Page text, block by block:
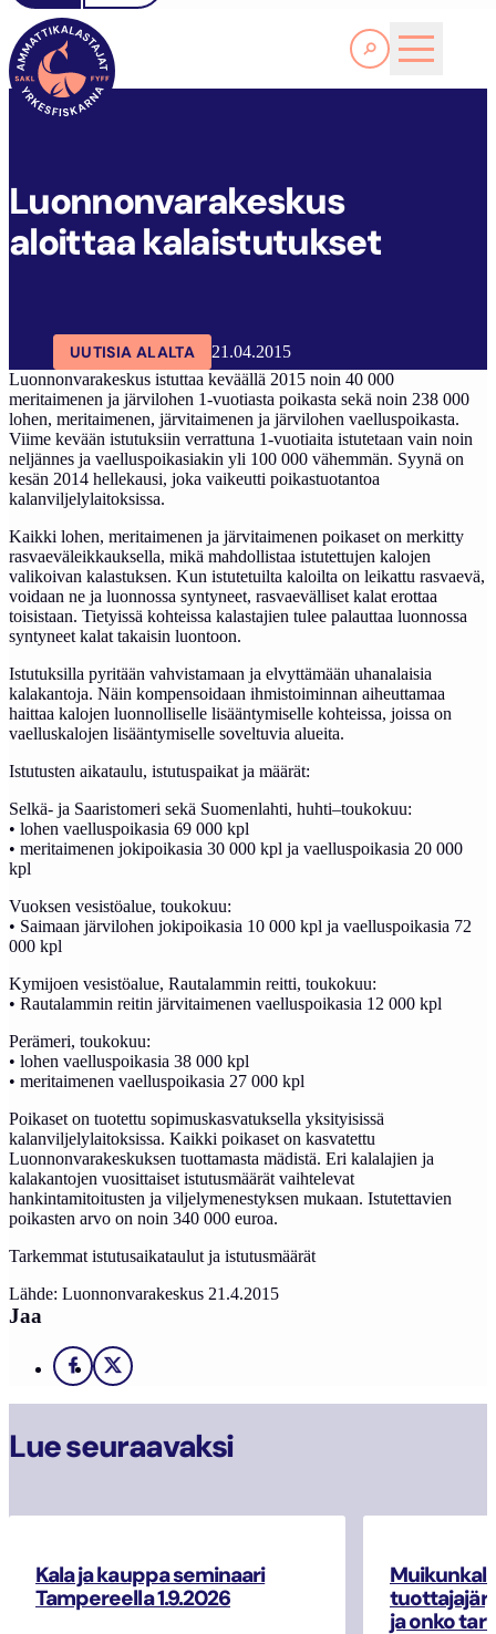
Lue lisää
SAKL
Luonnonvarakeskus
aloittaa kalaistutukset
UUTISIA ALALTA
21.04.2015
Luonnonvarakeskus istuttaa keväällä 2015 noin 40 000
meritaimenen ja järvilohen 1-vuotiasta poikasta sekä noin 238 000
lohen, meritaimenen, järvitaimenen ja järvilohen vaelluspoikasta.
Viime kevään istutuksiin verrattuna 1-vuotiaita istutetaan vain noin
neljännes ja vaelluspoikasiakin yli 100 000 vähemmän. Syynä on
kesän 2014 hellekausi, joka vaikeutti poikastuotantoa
kalanviljelylaitoksissa.
Kaikki lohen, meritaimenen ja järvitaimenen poikaset on merkitty
rasvaeväleikkauksella, mikä mahdollistaa istutettujen kalojen
valikoivan kalastuksen. Kun istutetuilta kaloilta on leikattu rasvaevä,
voidaan ne ja luonnossa syntyneet, rasvaevälliset kalat erottaa
toisistaan. Tietyissä kohteissa kalastajien tulee palauttaa luonnossa
syntyneet kalat takaisin luontoon.
Istutuksilla pyritään vahvistamaan ja elvyttämään uhanalaisia
kalakantoja. Näin kompensoidaan ihmistoiminnan aiheuttamaa
haittaa kalojen luonnolliselle lisääntymiselle kohteissa, joissa on
vaelluskalojen lisääntymiselle soveltuvia alueita.
Istutusten aikataulu, istutuspaikat ja määrät:
Selkä- ja Saaristomeri sekä Suomenlahti, huhti–toukokuu:
• lohen vaelluspoikasia 69 000 kpl
• meritaimenen jokipoikasia 30 000 kpl ja vaelluspoikasia 20 000
kpl
Vuoksen vesistöalue, toukokuu:
• Saimaan järvilohen jokipoikasia 10 000 kpl ja vaelluspoikasia 72
000 kpl
Kymijoen vesistöalue, Rautalammin reitti, toukokuu:
• Rautalammin reitin järvitaimenen vaelluspoikasia 12 000 kpl
Perämeri, toukokuu:
• lohen vaelluspoikasia 38 000 kpl
• meritaimenen vaelluspoikasia 27 000 kpl
Poikaset on tuotettu sopimuskasvatuksella yksityisissä
kalanviljelylaitoksissa. Kaikki poikaset on kasvatettu
Luonnonvarakeskuksen tuottamasta mädistä. Eri kalalajien ja
kalakantojen vuosittaiset istutusmäärät vaihtelevat
hankintamitoitusten ja viljelymenestyksen mukaan. Istutettavien
poikasten arvo on noin 340 000 euroa.
Tarkemmat istutusaikataulut ja istutusmäärät
Lähde: Luonnonvarakeskus 21.4.2015
Jaa
Facebook
X
Lue seuraavaksi
Kala ja kauppa seminaari
Tampereella 1.9.2026
ja onko